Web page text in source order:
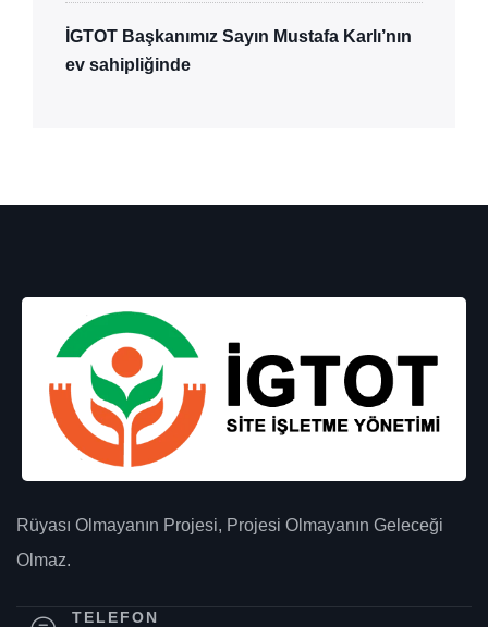
İGTOT Başkanımız Sayın Mustafa Karlı’nın
ev sahipliğinde
Rüyası Olmayanın Projesi, Projesi Olmayanın Geleceği
Olmaz.
TELEFON